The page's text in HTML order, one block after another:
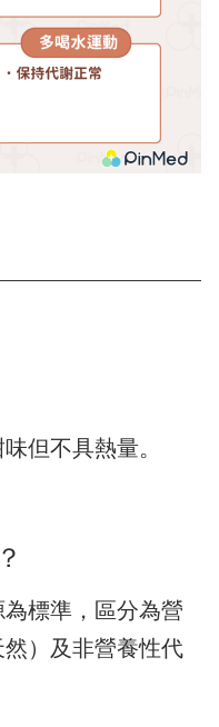
但不具熱量。
標準，區分為營
）及非營養性代